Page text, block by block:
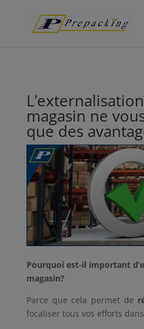
magasin ne
que des
Pourquoi est-il important
magasin?
Parce que cela permet de
focaliser tous vos efforts